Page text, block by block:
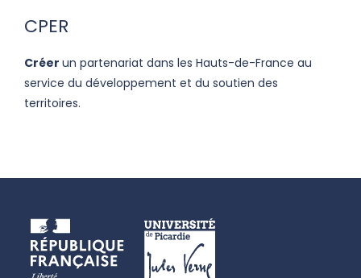
CPER
Créer un partenariat dans les Hauts-de-France au
service du développement et du soutien des
territoires.